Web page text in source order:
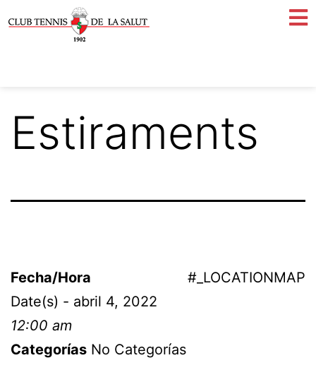
Estiraments
#_LOCATIONMAP
Fecha/Hora
Date(s) - abril 4, 2022
12:00 am
Categorías No Categorías